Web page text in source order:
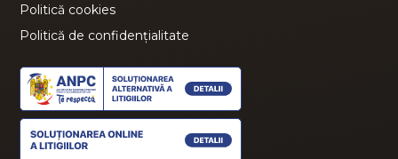
Politică cookies
Politică de confidențialitate